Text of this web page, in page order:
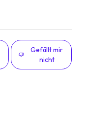
Gefällt mir
nicht